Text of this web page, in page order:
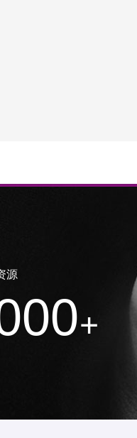
源
+